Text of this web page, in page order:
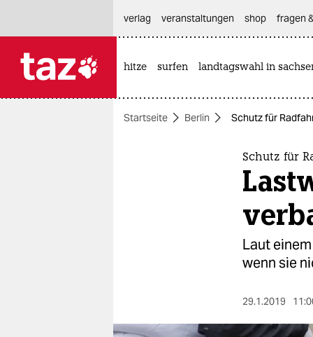
themen
verlag
veranstaltungen shop fragen
hitze surfen landtagswahl in
Startseite Berlin Schutz für
Schutz für
Laut
wenn sie
29.1.2019